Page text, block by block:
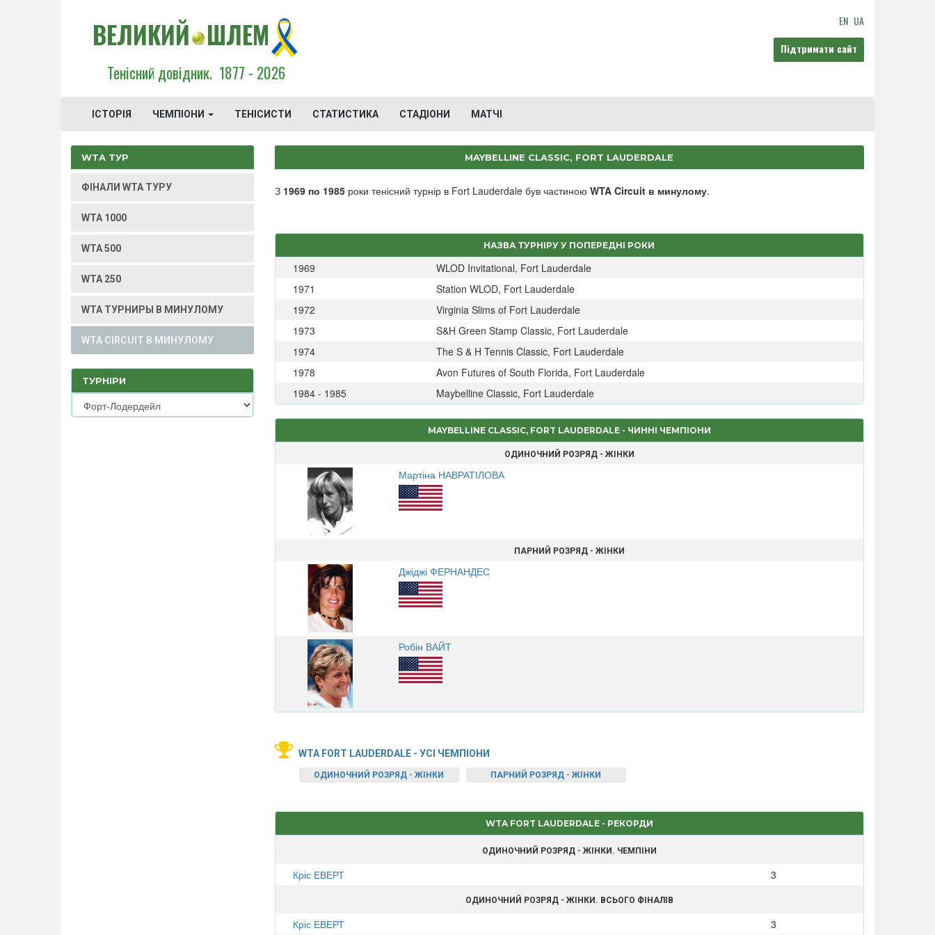
ВЕЛИКИЙ ШЛЕМ
Тенісний довідник. 1877 - 2026
EN UA
Підтримати сайт
ІСТОРІЯ ЧЕМПІОНИ ТЕНІСИСТИ СТАТИСТИКА СТАДІОНИ МАТЧІ
WTA ТУР
ФІНАЛИ WTA ТУРУ
WTA 1000
WTA 500
WTA 250
WTA ТУРНИРЫ В МИНУЛОМУ
WTA CIRCUIT В МИНУЛОМУ
ТУРНІРИ
MAYBELLINE CLASSIC, FORT LAUDERDALE
З 1969 по 1985роки тенісний турнір в Fort Lauderdale був частиною WTA Circuit в минулому.
НАЗВА ТУРНІРУ У ПОПЕРЕДНІ РОКИ
1969
WLOD Invitational, Fort Lauderdale
1971
Station WLOD, Fort Lauderdale
1972
Virginia Slims of Fort Lauderdale
1973
S&H Green Stamp Classic, Fort Lauderdale
1974
The S & H Tennis Classic, Fort Lauderdale
1978
Avon Futures of South Florida, Fort Lauderdale
1984 - 1985
Maybelline Classic, Fort Lauderdale
MAYBELLINE CLASSIC, FORT LAUDERDALE - ЧИННІ ЧЕМПІОНИ
ОДИНОЧНИЙ РОЗРЯД - ЖІНКИ
Мартіна НАВРАТІЛОВА
ПАРНИЙ РОЗРЯД - ЖІНКИ
Джіджі ФЕРНАНДЕС
Робін ВАЙТ
WTA FORT LAUDERDALE - УСІ ЧЕМПІОНИ
ОДИНОЧНИЙ РОЗРЯД - ЖІНКИ ПАРНИЙ РОЗРЯД - ЖІНКИ
WTA FORT LAUDERDALE - РЕКОРДИ
ОДИНОЧНИЙ РОЗРЯД - ЖІНКИ. ЧЕМПІНИ
Кріс ЕВЕРТ 3
ОДИНОЧНИЙ РОЗРЯД - ЖІНКИ. ВСЬОГО ФІНАЛІВ
Кріс ЕВЕРТ 3